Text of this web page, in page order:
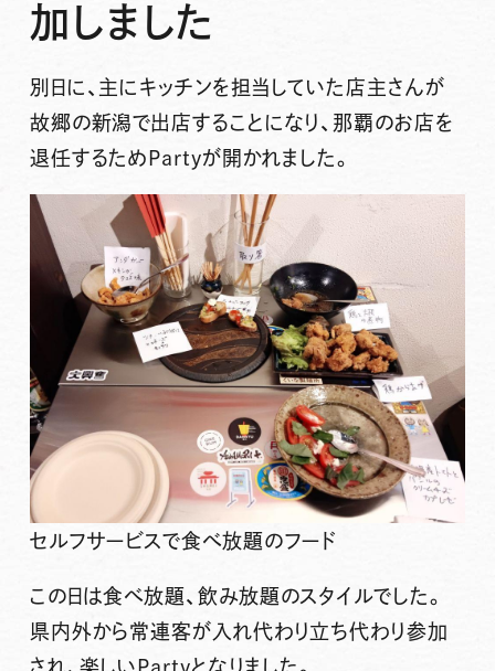
加しました
別日に、主にキッチンを担当していた店主さんが
故郷の新潟で出店することになり、那覇のお店を
退任するためPartyが開かれました。
セルフサービスで食べ放題のフード
この日は食べ放題、飲み放題のスタイルでした。
県内外から常連客が入れ代わり立ち代わり参加
され、楽しいPartyとなりました。